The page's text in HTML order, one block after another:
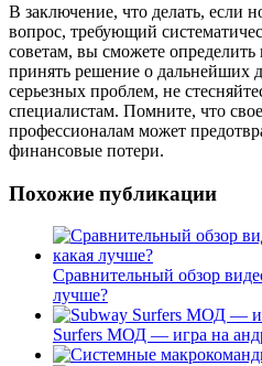
В заключение, что делать, если
вопрос, требующий
советам, вы сможете
принять решение о дальнейших
серьезных проблем, не
специалистам. Помните, что
профессионалам может
финансовые потери.
Похожие публикации
Сравнительный обзор
лучше?
Surfers МОД — игра на